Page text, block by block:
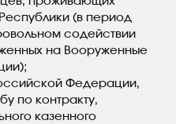
(в период
содействии
на Вооруженные
Федерации,
по контракту,
казенного